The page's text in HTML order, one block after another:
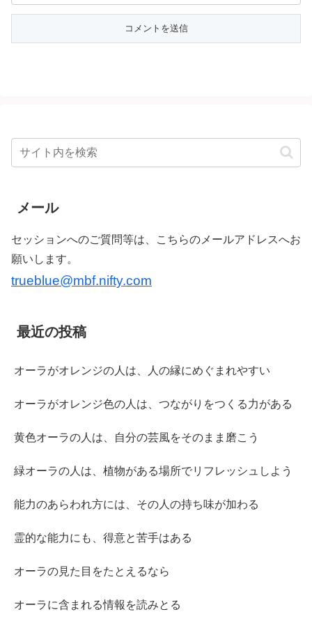
メール
セッションへのご質問等は、こちらのメールアドレスへお
願いします。
trueblue@mbf.nifty.com
最近の投稿
オーラがオレンジの人は、人の縁にめぐまれやすい
オーラがオレンジ色の人は、つながりをつくる力がある
黄色オーラの人は、自分の芸風をそのまま磨こう
緑オーラの人は、植物がある場所でリフレッシュしよう
能力のあらわれ方には、その人の持ち味が加わる
霊的な能力にも、得意と苦手はある
オーラの見た目をたとえるなら
オーラに含まれる情報を読みとる